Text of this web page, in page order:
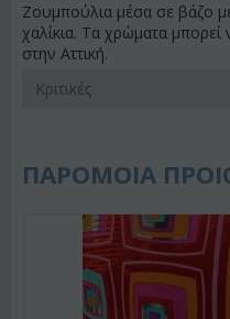
Ζουμπούλια μέσα σε βάζο
χαλίκια. Τα χρώματα
στην Αττική.
Κριτικές
ΠΑΡΟΜΟΙΑ